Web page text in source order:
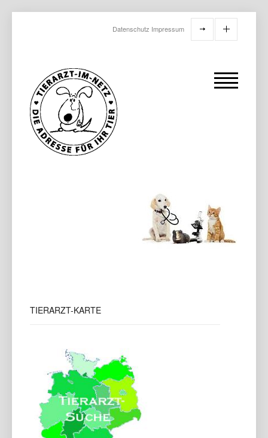
Datenschutz Impressum
TIERARZT-KARTE